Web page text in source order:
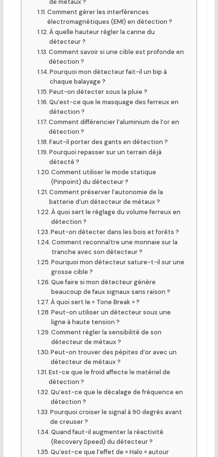
de métaux ?
Comment gérer les interférences
électromagnétiques (EMI) en détection ?
À quelle hauteur régler la canne du
détecteur ?
Comment savoir si une cible est profonde en
détection ?
Pourquoi mon détecteur fait-il un bip à
chaque balayage ?
Peut-on détecter sous la pluie ?
Qu’est-ce que le masquage des ferreux en
détection ?
Comment différencier l’aluminium de l’or en
détection ?
Faut-il porter des gants en détection ?
Pourquoi repasser sur un terrain déjà
détecté ?
Comment utiliser le mode statique
(Pinpoint) du détecteur ?
Comment préserver l’autonomie de la
batterie d’un détecteur de métaux ?
À quoi sert le réglage du volume ferreux en
détection ?
Peut-on détecter dans les bois et forêts ?
Comment reconnaître une monnaie sur la
tranche avec son détecteur ?
Pourquoi mon détecteur sature-t-il sur une
grosse cible ?
Que faire si mon détecteur génère
beaucoup de faux signaux sans raison ?
À quoi sert le « Tone Break » ?
Peut-on utiliser un détecteur sous une
ligne à haute tension ?
Comment régler la sensibilité de son
détecteur de métaux ?
Peut-on trouver des pépites d’or avec un
détecteur de métaux ?
Est-ce que le froid affecte le matériel de
détection ?
Qu’est-ce que le décalage de fréquence en
détection ?
Pourquoi croiser le signal à 90 degrés avant
de creuser ?
Quand faut-il augmenter la réactivité
(Recovery Speed) du détecteur ?
Qu’est-ce que l’effet de « Halo » autour